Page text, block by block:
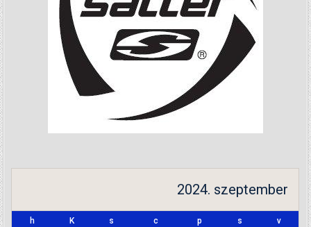
2024. szeptember
h K s c p s v